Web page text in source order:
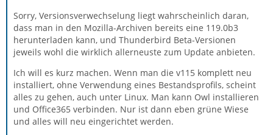
Sorry, Versionsverwechselung liegt wahrscheinlich daran,
dass man in den Mozilla-Archiven bereits eine 119.0b3
herunterladen kann, und Thunderbird Beta-Versionen
jeweils wohl die wirklich allerneuste zum Update anbieten.
Ich will es kurz machen. Wenn man die v115 komplett neu
installiert, ohne Verwendung eines Bestandsprofils, scheint
alles zu gehen, auch unter Linux. Man kann Owl installieren
und Office365 verbinden. Nur ist dann eben grüne Wiese
und alles will neu eingerichtet werden.